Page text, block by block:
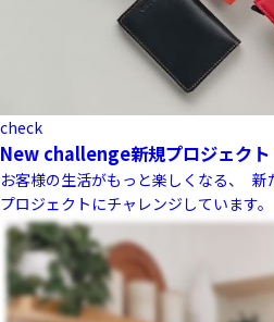
check
New challenge新規プロジェクト
お客様の生活がもっと楽しくなる、
プロジェクトにチャレンジしています。